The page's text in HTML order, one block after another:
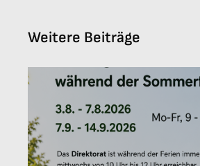
Weitere Beiträge